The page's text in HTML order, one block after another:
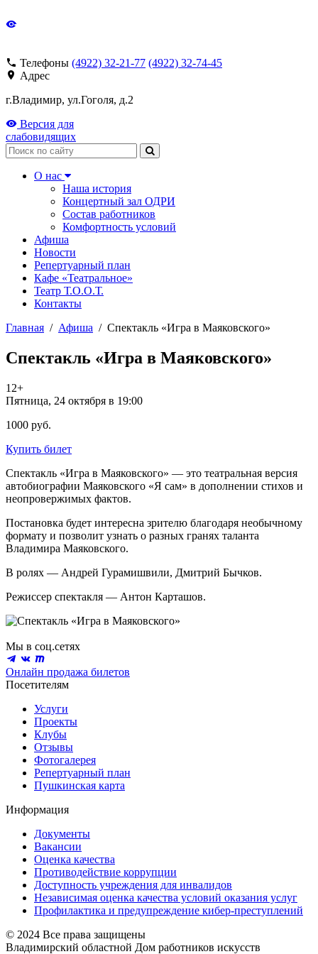
Телефоны (4922) 32-21-77 (4922) 32-74-45
Адрес
г.Владимир, ул.Гоголя, д.2
Версия для
слабовидящих
Поиск
О нас
Наша история
Концертный зал ОДРИ
Состав работников
Комфортность условий
Афиша
Новости
Репертуарный план
Кафе «Театральное»
Театр Т.О.О.Т.
Контакты
Главная / Афиша / Спектакль «Игра в Маяковского»
Спектакль «Игра в Маяковского»
12+
Пятница, 24 октября в 19:00
1000 руб.
Купить билет
Спектакль «Игра в Маяковского» — это театральная версия
автобиографии Маяковского «Я сам» в дополнении стихов и
неопровержимых фактов.
Постановка будет интересна зрителю благодаря необычному
формату и позволит узнать о разных гранях таланта
Владимира Маяковского.
В ролях — Андрей Гурамишвили, Дмитрий Бычков.
Режиссер спектакля — Антон Карташов.
Мы в соц.сетях
Онлайн продажа билетов
Посетителям
Услуги
Проекты
Клубы
Отзывы
Фотогалерея
Репертуарный план
Пушкинская карта
Информация
Документы
Вакансии
Оценка качества
Противодействие коррупции
Доступность учреждения для инвалидов
Независимая оценка качества условий оказания услуг
Профилактика и предупреждение кибер-преступлений
© 2024 Все права защищены
Владимирский областной Дом работников искусств